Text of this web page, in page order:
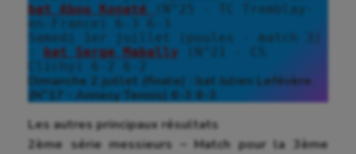
bat Abou Konaté
(N°25 - TC Tremblay-
en-France) 6-3 6-3
Samedi 1er juillet (poules - match 3)
bat Serge Mabally (N°21 - CS
Dimanche 2 juillet (finale) : bat Julien Lefévère
(N°17 - Annecy Tennis) 6-3 6-3
Les autres principaux résultats
2ème série messieurs – Match pour la 3ème